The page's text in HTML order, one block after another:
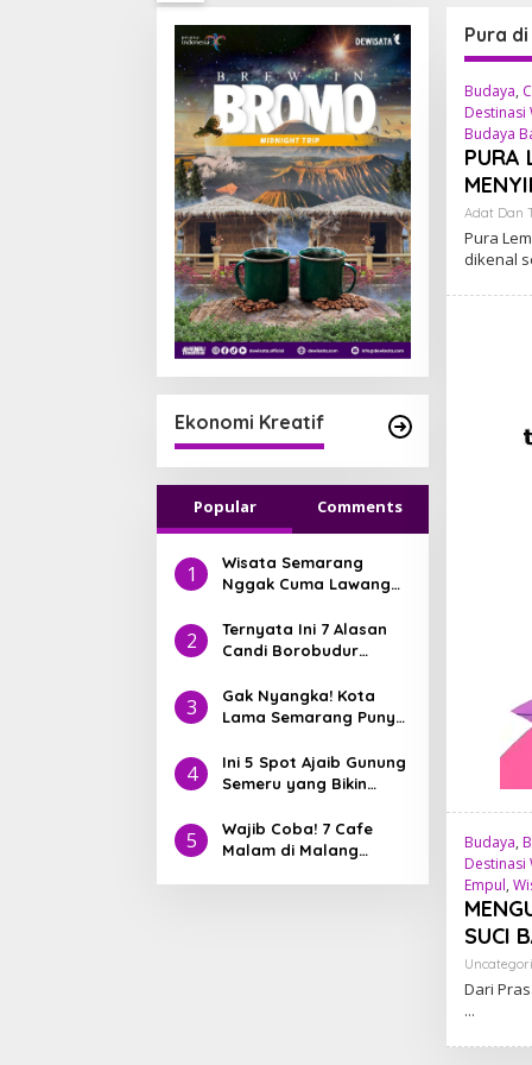
Ekonomi Kreatif
Popular Comments
1
Wisata Semarang
Nggak Cuma Lawang
yang Lagi Jadi Incaran
Traveler
2
Ternyata Ini 7 Alasan
Candi Borobudur
Keajaiban Dunia
3
Gak Nyangka! Kota
Lama Semarang Punya
yang Lebih Tua dari
Jakarta
4
Ini 5 Spot Ajaib Gunung
Semeru yang Bikin
5
Wajib Coba! 7 Cafe
Malam di Malang
Pura
Budaya,
Destinasi
Budaya
PURA
Adat Dan
Pura
dikenal
Budaya,
Destinasi
Empul,
SUCI
Dari